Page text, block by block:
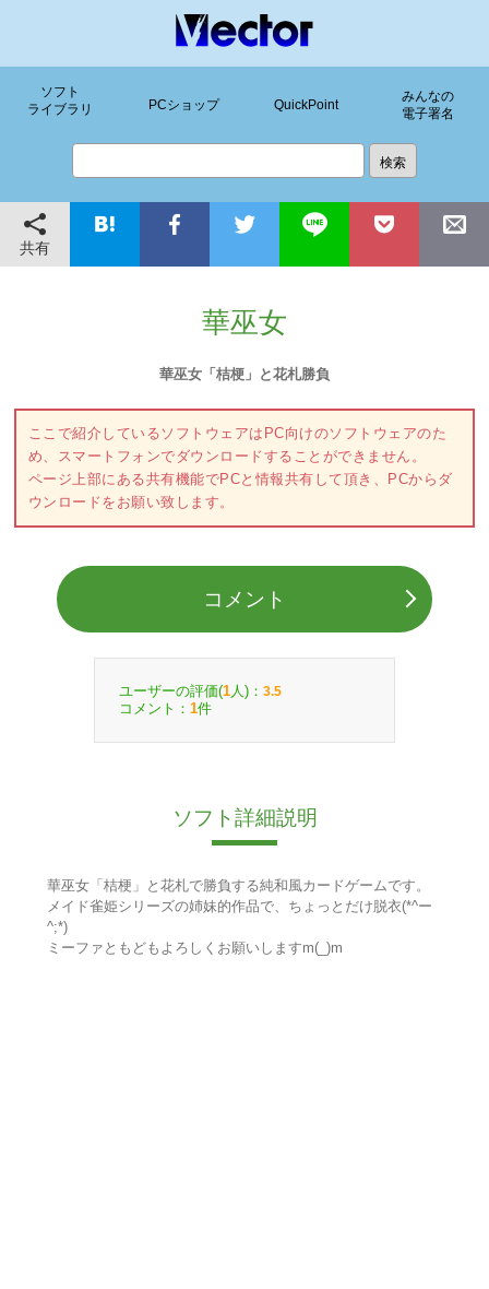
ソフト
ライブラリ
PCショップ QuickPoint
みんなの
電子署名
共有
華巫女
華巫女「桔梗」と花札勝負
ここで紹介しているソフトウェアはPC向けのソフトウェアのた
め、スマートフォンでダウンロードすることができません。
ページ上部にある共有機能でPCと情報共有して頂き、PCからダ
ウンロードをお願い致します。
コメント
ユーザーの評価(1 人)： 3.5
コメント： 1件
ソフト詳細説明
華巫女「桔梗」と花札で勝負する純和風カードゲームです。
メイド雀姫シリーズの姉妹的作品で、ちょっとだけ脱衣(*^ー
^;*)
ミーファともどもよろしくお願いしますm(_)m